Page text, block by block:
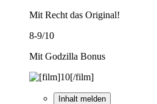
Mit Recht das Original!
8-9/10
Mit Godzilla Bonus
Inhalt melden